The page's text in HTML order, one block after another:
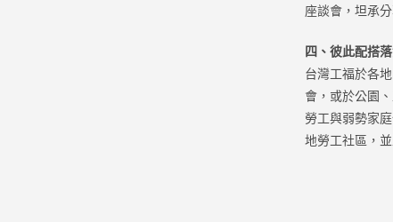
座談會，坦承
四、彼此配搭
台灣工福於各
會，或於公園
勞工與弱勢家
地勞工社區，